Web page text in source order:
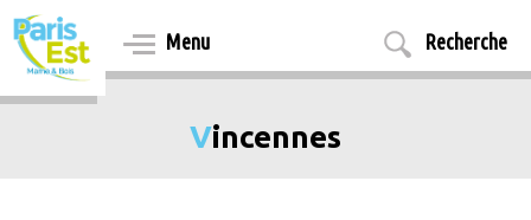
Aller
au
contenu
principal
Menu Recherche
Vincennes